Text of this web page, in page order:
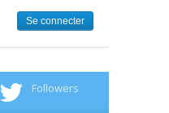
Followers